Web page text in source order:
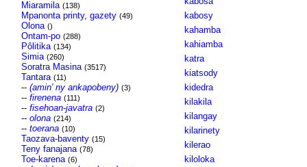
Miaramila (138)
Mpanonta printy, gazety (49)
Olona ()
Ontam-po (288)
Pôlitika (134)
Simia (260)
Soratra Masina (3517)
Tantara (11)
-- (amin' ny ankapobeny) (3)
-- firenena (111)
-- fisehoan-javatra (2)
-- olona (214)
-- toerana (10)
Taozava-baventy (15)
Teny fanajana (78)
Toe-karena (6)
kabosy
kahamba
kahiamba
katra
kiatsody
kidedra
kilakila
kilangay
kilarinety
kilerao
kiloloka